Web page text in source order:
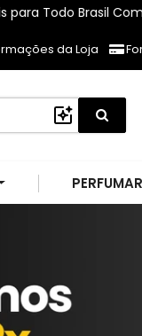
Brasil Compras
da Loja